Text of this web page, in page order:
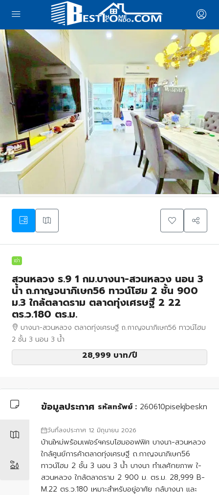
เช่า
สวนหลวง ร.9 1 กม.บางนา-สวนหลวง นอน 3
น้ำ ถ.กาญจนาภิเษก56 ทาวน์โฮม 2 ชั้น 900
ม.3 ใกล้ตลาดราม ตลาดทุ่ง​เศรษฐี​ 2 22
ตร.ว.180 ตร.ม.
บางนา-สวนหลวง ตลาดทุ่ง​เศรษฐี​ ถ.กาญจนาภิเษก56 ทาวน์โฮม
2 ชั้น 3 นอน 3 น้ำ
28,999 บาท/ปี
ข้อมูลประกาศ รหัสทรัพย์ : 260610pisekjbeskn
วันที่ลงประกาศ 12 มิถุนายน 2026
บ้านใหม่พร้อมเฟอร์ฯครบโฮมออฟฟิศ บางนา-สวนหลวง
ใกล้ศูนย์การค้าตลาดทุ่ง​เศรษฐี​ ถ.กาญจนาภิเษก56
ทาวน์โฮม 2 ชั้น 3 นอน 3 น้ำ บางนา ทำเลศักยภาพ ใ-
สวนหลวง ใกล้ตลาดราม 2 900 ม. ตร.ม. 28,999 B-
M.22 ตร.ว.180 เหมาะสำหรับอยู่อาศัย กล้บางนา และ